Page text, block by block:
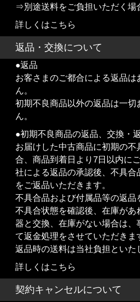
⇒別途送料をご負担いただく場
詳しくはこちら
返品・交換について
●返品
お客さまのご都合による返品は
ん。
初期不良商品以外の返品は一切
ん。
●初期不良商品の返品、交換・
お届けした中古商品に初期の不
合、商品到着日より7日以内に
社による返品の承認後、不具合
をご返品いただきます。
不具合品および付属品等の返品
不具合状態を確認後、在庫があ
器と交換、在庫がない場合は、
て返金処理をさせていただきま
返品時の送料は当社負担といた
詳しくはこちら
契約キャンセルについて